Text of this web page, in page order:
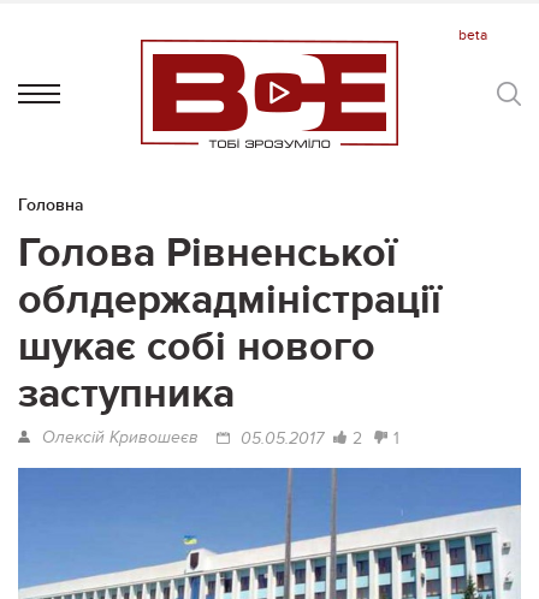
Головна
Голова Рівненської
облдержадміністрації
шукає собі нового
заступника
Олексій Кривошеєв 05.05.2017 2 1